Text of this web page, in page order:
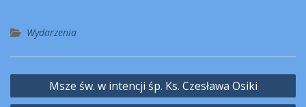
Wydarzenia
Nawigacja
wpisu
Msze św. w intencji śp. Ks. Czesława Osiki